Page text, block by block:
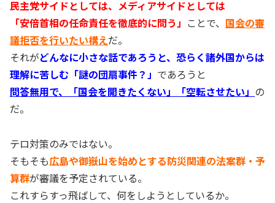
民主党サイドとしては、メディアサイドとしては
「安倍首相の任命責任を徹底的に問う」 ことで、 国会の審
議拒否を行いたい構えだ。
それがどんなに小さな話であろうと、恐らく諸外国からは
理解に苦しむ「謎の団扇事件？」 であろうと
問答無用で、「国会を開きたくない」「空転させたい」 の
だ。
テロ対策のみではない。
そもそも広島や御嶽山を始めとする防災関連の法案群・予
算群が審議を予定されている。
これすらすっ飛ばして、何をしようとしているか。